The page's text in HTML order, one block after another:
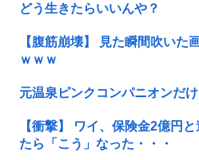
どう生きたらいいんや？
【腹筋崩壊】 見た瞬間吹いた
ｗｗｗ
元温泉ピンクコンパニオンだ
【衝撃】 ワイ、保険金2億円
たら「こう」なった・・・